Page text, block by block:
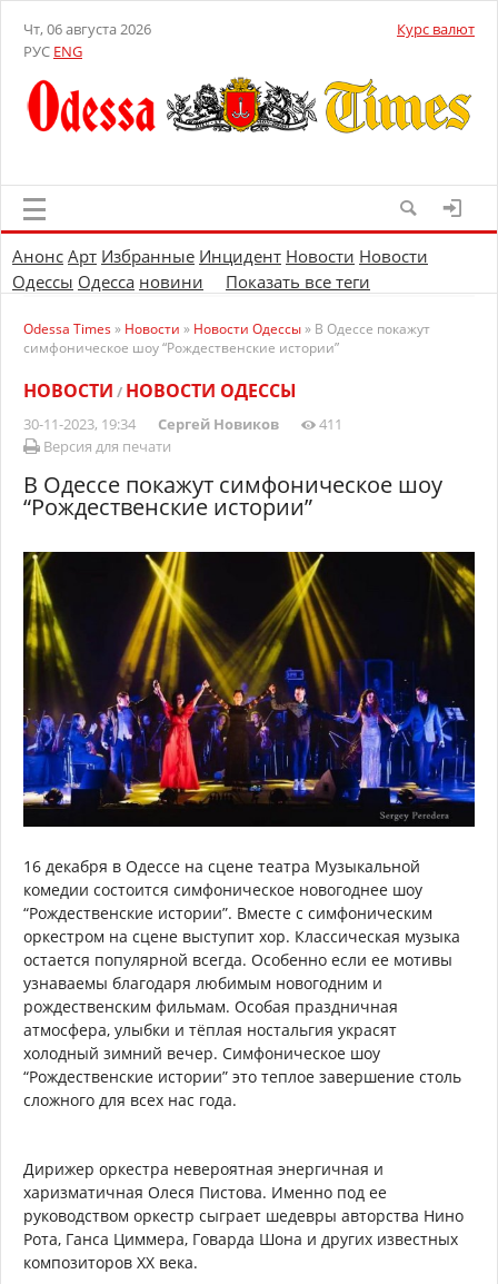
Чт, 06 августа 2026
РУС ENG
Курс валют
Анонс Арт Избранные Инцидент Новости Новости
Одессы Одесса новини Показать все теги
Odessa Times» Новости » Новости Одессы» В Одессе покажут
симфоническое шоу “Рождественские истории”
НОВОСТИ / НОВОСТИ ОДЕССЫ
30-11-2023, 19:34 Сергей Новиков
411
Версия для печати
В Одессе покажут симфоническое шоу
“Рождественские истории”
16 декабря в Одессе на сцене театра Музыкальной
комедии состоится симфоническое новогоднее шоу
“Рождественские истории”. Вместе с симфоническим
оркестром на сцене выступит хор. Классическая музыка
остается популярной всегда. Особенно если ее мотивы
узнаваемы благодаря любимым новогодним и
рождественским фильмам. Особая праздничная
атмосфера, улыбки и тёплая ностальгия украсят
холодный зимний вечер. Симфоническое шоу
“Рождественские истории” это теплое завершение столь
сложного для всех нас года.
Дирижер оркестра невероятная энергичная и
харизматичная Олеся Пистова. Именно под ее
руководством оркестр сыграет шедевры авторства Нино
Рота, Ганса Циммера, Говарда Шона и других известных
композиторов ХХ века.